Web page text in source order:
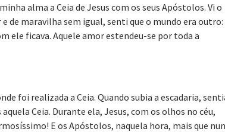
alma a Ceia de Jesus com os seus Apóstolos. Vi o
de maravilha sem igual, senti que o mundo era outro:
ele ficava. Aquele amor estendeu-se por toda a
foi realizada a Ceia. Quando subia a escadaria,
Ceia. Durante ela, Jesus, com os olhos no céu,
E os Apóstolos, naquela hora, mais que